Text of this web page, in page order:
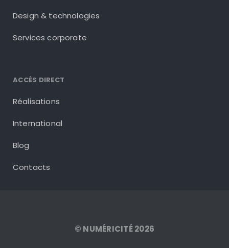
Design & technologies
Services corporate
ACCÈS DIRECT
Réalisations
International
Blog
Contacts
© NUMÉRICITÉ 2026